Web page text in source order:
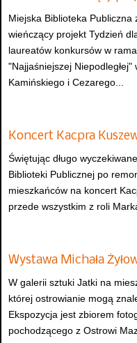
Miejska Biblioteka
wieńczący projekt Tydzień
laureatów konkursów w
"Najjaśniejszej Niepodległej"
Kamińskiego i Cezarego...
Koncert Kacpra
Świętując długo
Biblioteki Publicznej po
mieszkańców na koncert
przede wszystkim z roli
Wystawa Michała
W galerii sztuki Jatki na
której ostrowianie mogą
Ekspozycja jest zbiorem
pochodzącego z Ostrowi